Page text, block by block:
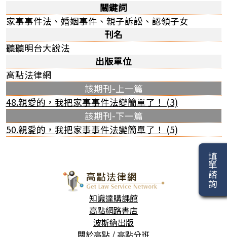
關鍵詞
家事事件法、婚姻事件、親子訴訟、認領子女
刊名
聽聽明台大說法
出版單位
高點法律網
該期刊-上一篇
48.親愛的，我把家事事件法變簡單了！ (3)
該期刊-下一篇
50.親愛的，我把家事事件法變簡單了！ (5)
填單諮詢
知識達購課館
高點網路書店
波斯納出版
關於高點 / 高點分班